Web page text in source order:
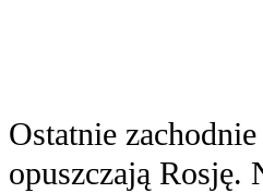
Ostatnie
opuszczają Rosję.